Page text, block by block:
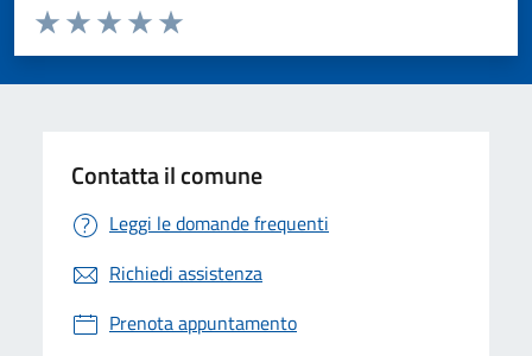
Valuta da 1 a 5 stelle la pagina
Valuta 5 stelle su 5
Valuta 4 stelle su 5
Valuta 3 stelle su 5
Valuta 2 stelle su 5
Valuta 1 stelle su 5
Contatta il comune
Leggi le domande frequenti
Richiedi assistenza
Prenota appuntamento